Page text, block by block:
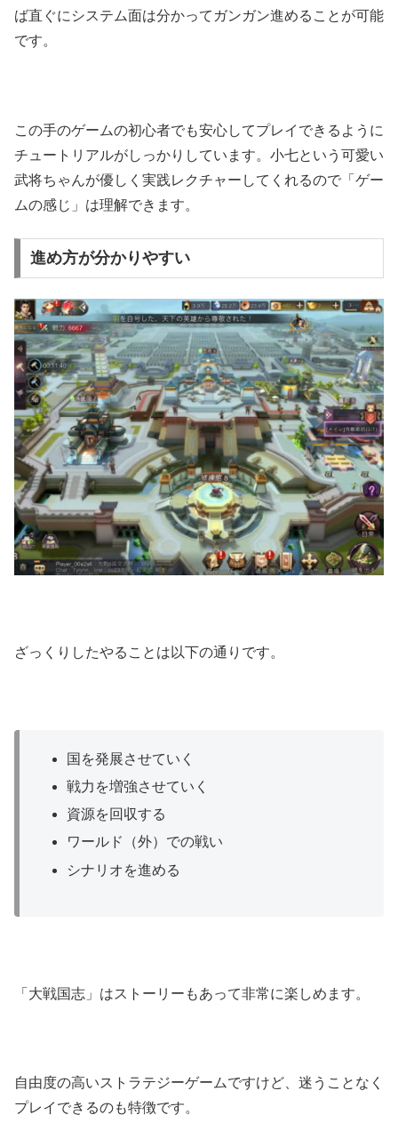
ば直ぐにシステム面は分かってガンガン進めることが可能
です。
この手のゲームの初心者でも安心してプレイできるように
チュートリアルがしっかりしています。小七という可愛い
武将ちゃんが優しく実践レクチャーしてくれるので「ゲー
ムの感じ」は理解できます。
進め方が分かりやすい
ざっくりしたやることは以下の通りです。
国を発展させていく
戦力を増強させていく
資源を回収する
ワールド（外）での戦い
シナリオを進める
「大戦国志」はストーリーもあって非常に楽しめます。
自由度の高いストラテジーゲームですけど、迷うことなく
プレイできるのも特徴です。